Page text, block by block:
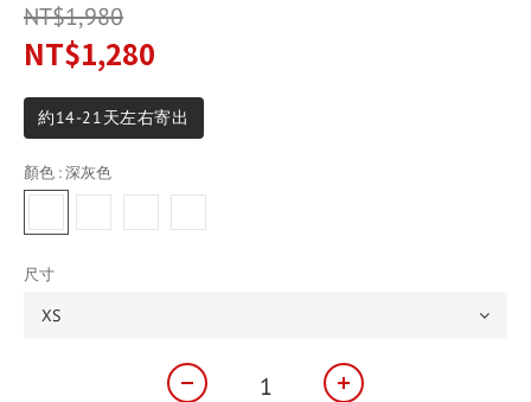
NT$1,980
NT$1,280
約14-21天左右寄出
顏色 : 深灰色
尺寸